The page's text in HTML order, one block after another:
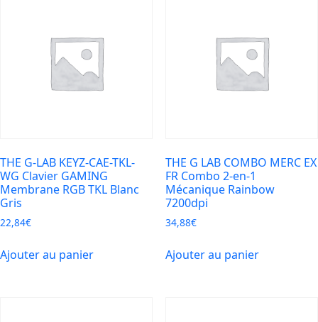
THE G-LAB KEYZ-CAE-TKL-
WG Clavier GAMING
Membrane RGB TKL Blanc
Gris
22,84€
Ajouter au panier
THE G LAB COMBO MERC EX
FR Combo 2-en-1
Mécanique Rainbow
7200dpi
34,88€
Ajouter au panier